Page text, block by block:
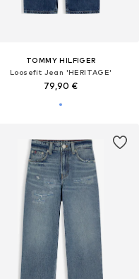
TOMMY HILFIGER
Loosefit Jean 'HERITAGE'
79,90 €